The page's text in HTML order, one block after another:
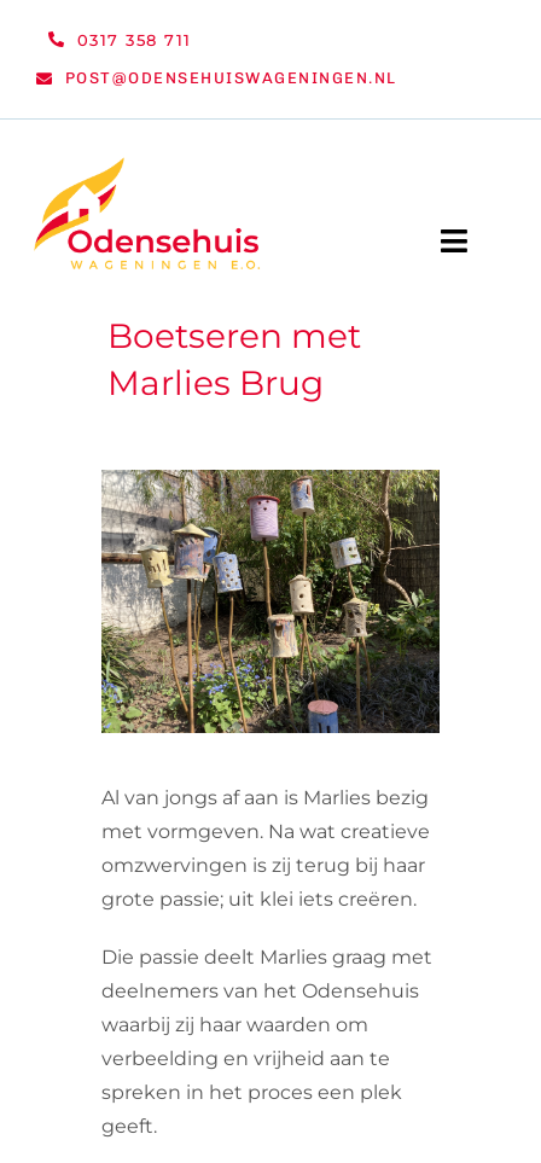
0317 358 711
POST@ODENSEHUISWAGENINGEN.NL
Toggle
WELKOM
ORGANISATIE
VRIJWILLIGERS & STAGIAIRES
CONTACT
Boetseren met
Marlies Brug
Al van jongs af aan is Marlies bezig
met vormgeven. Na wat creatieve
omzwervingen is zij terug bij haar
grote passie; uit klei iets creëren.
Die passie deelt Marlies graag met
deelnemers van het Odensehuis
waarbij zij haar waarden om
verbeelding en vrijheid aan te
spreken in het proces een plek
geeft.